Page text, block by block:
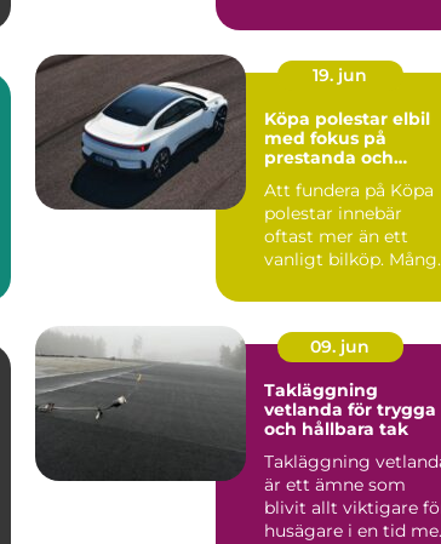
förutsät...
19. jun
Köpa polestar elbil
med fokus på
prestanda och
Att fundera på Köpa
polestar innebär
oftast mer än ett
vanligt bilköp.
...
09. jun
Takläggning
vetlanda för trygga
och hållbara tak
Takläggning
är ett ämne som
blivit allt viktigare
husägare i en tid